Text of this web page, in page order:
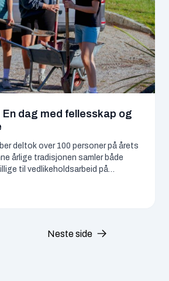
dag med fellesskap og
deltok over 100 personer på årets
årlige tradisjonen samler både
til vedlikeholdsarbeid på
Neste side